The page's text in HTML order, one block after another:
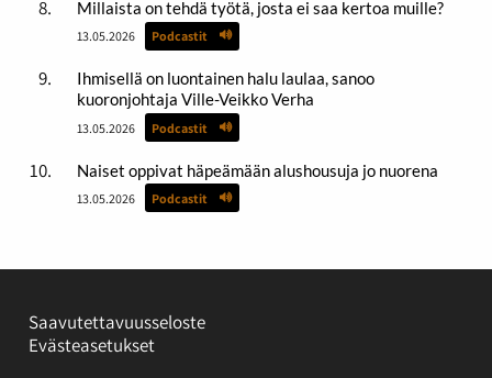
Millaista on tehdä työtä, josta ei saa kertoa muille?
13.05.2026 Podcastit
Ihmisellä on luontainen halu laulaa, sanoo
kuoronjohtaja Ville-Veikko Verha
13.05.2026 Podcastit
Naiset oppivat häpeämään alushousuja jo nuorena
13.05.2026 Podcastit
Saavutettavuusseloste
Evästeasetukset